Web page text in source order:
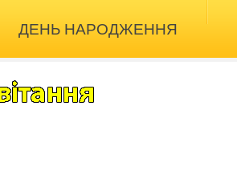
ДЕНЬ НАРОДЖЕННЯ